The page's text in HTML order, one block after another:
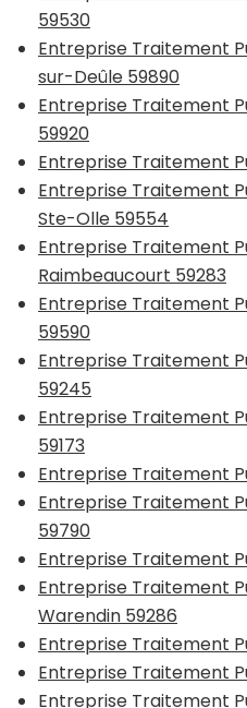
59530
Entreprise Traitement
sur-Deûle 59890
Entreprise Traitement
59920
Entreprise Traitement
Entreprise Traitement
Ste-Olle 59554
Entreprise Traitement
Raimbeaucourt 59283
Entreprise Traitement
59590
Entreprise Traitement
59245
Entreprise Traitement
59173
Entreprise Traitement
Entreprise Traitement
59790
Entreprise Traitement
Entreprise Traitement
Warendin 59286
Entreprise Traitement
Entreprise Traitement
Entreprise Traitement